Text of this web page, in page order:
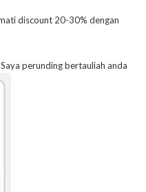
discount 20-30% dengan
perunding bertauliah anda